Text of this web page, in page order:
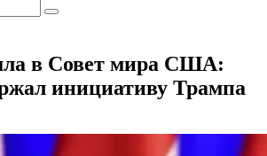
в Совет мира США:
инициативу Трампа